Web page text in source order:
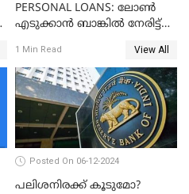
PERSONAL LOANS: ലോൺ
എടുക്കാൻ ബാങ്കിൽ നേരിട്ട്
ചെയ്തുകൂടേ?
1 Min Read View All
Posted On 06-12-2024
പലിശനിരക്ക് കൂടുമോ?